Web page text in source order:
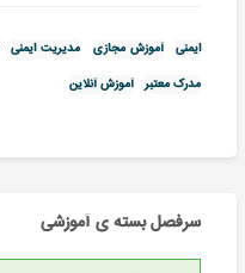
ایمنی آموزش مجازی مدیریت ایمنی
مدرک معتبر آموزش آنلاین
سرفصل بسته ی آموزشی